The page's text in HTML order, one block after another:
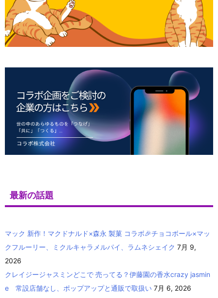
最新の話題
マック 新作！マクドナルド×森永 製菓 コラボ🎉チョコボール×マッ
クフルーリー、ミクルキャラメルパイ、ラムネシェイク 7月 9,
2026
クレイジージャスミンどこで 売ってる？伊藤園の香水crazy jasmin
e 常設店舗なし、ポップアップと通販で取扱い 7月 6, 2026